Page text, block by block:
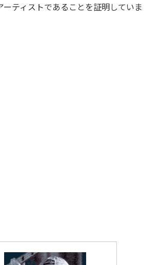
ーティストであることを証明していま